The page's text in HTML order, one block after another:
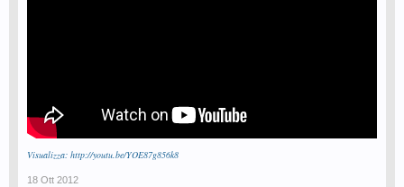
Visualizza: http://youtu.be/YOE87g856k8
18 Ott 2012